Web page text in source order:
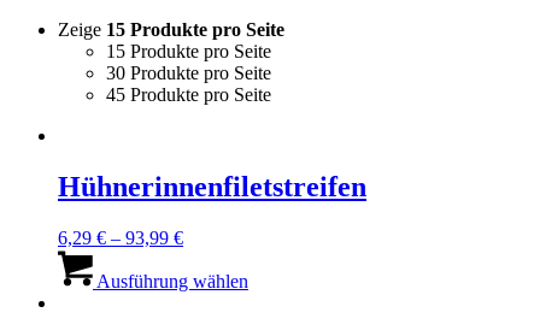
Zeige 15 Produkte pro Seite
15 Produkte pro Seite
30 Produkte pro Seite
45 Produkte pro Seite
Hühnerinnenfiletstreifen
6,29 € – 93,99 €Preisspanne:
bis
Ausführung wählen